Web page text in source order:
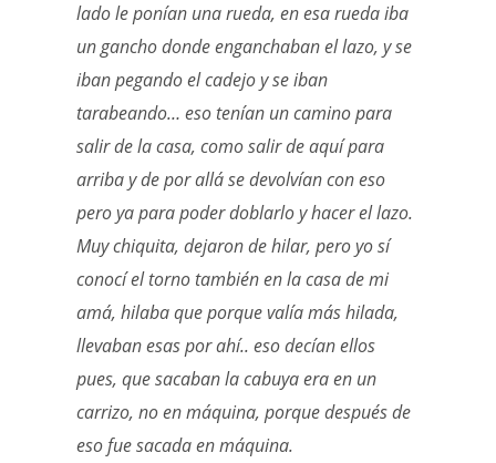
lado le ponían una rueda, en esa rueda iba
un gancho donde enganchaban el lazo, y se
iban pegando el cadejo y se iban
tarabeando… eso tenían un camino para
salir de la casa, como salir de aquí para
arriba y de por allá se devolvían con eso
pero ya para poder doblarlo y hacer el lazo.
Muy chiquita, dejaron de hilar, pero yo sí
conocí el torno también en la casa de mi
amá, hilaba que porque valía más hilada,
llevaban esas por ahí.. eso decían ellos
pues, que sacaban la cabuya era en un
carrizo, no en máquina, porque después de
eso fue sacada en máquina.